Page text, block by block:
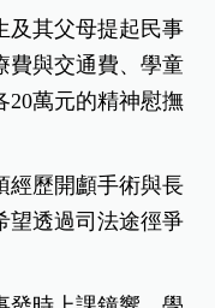
及其父母提起民事
費與交通費、學童
20萬元的精神慰撫
經歷開顱手術與長
望透過司法途徑爭